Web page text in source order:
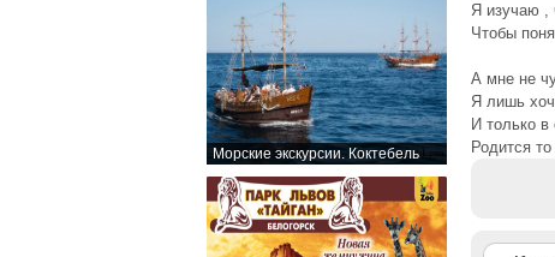
Морские экскурсии. Коктебель
Я изучаю ,
Чтобы
А мне не
Я лишь
И только в
Родится